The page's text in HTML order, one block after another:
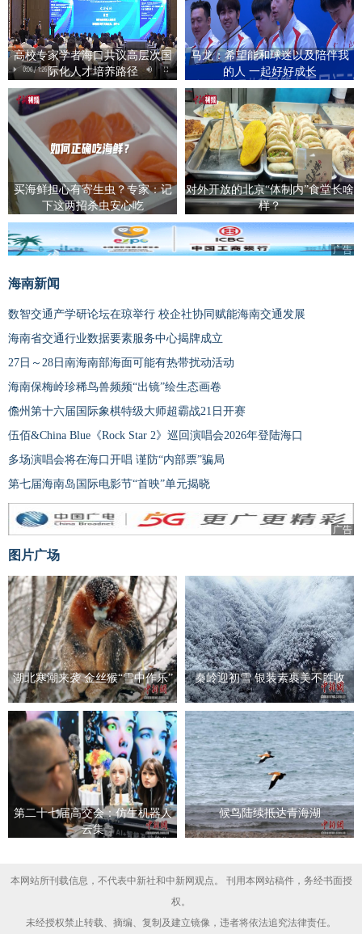
高校专家学者海口共议高层次国
际化人才培养路径
马龙：希望能和球迷以及陪伴我
的人 一起好好成长
买海鲜担心有寄生虫？专家：记
下这两招杀虫安心吃
对外开放的北京“体制内”食堂长啥
样？
广告
海南新闻
数智交通产学研论坛在琼举行 校企社协同赋能海南交通发展
海南省交通行业数据要素服务中心揭牌成立
27日～28日南海南部海面可能有热带扰动活动
海南保梅岭珍稀鸟兽频频“出镜”绘生态画卷
儋州第十六届国际象棋特级大师超霸战21日开赛
伍佰&China Blue《Rock Star 2》巡回演唱会2026年登陆海口
多场演唱会将在海口开唱 谨防“内部票”骗局
第七届海南岛国际电影节“首映”单元揭晓
广告
图片广场
湖北寒潮来袭 金丝猴“雪中作乐” 秦岭迎初雪 银装素裹美不胜收
第二十七届高交会：仿生机器人
云集
候鸟陆续抵达青海湖
本网站所刊载信息，不代表中新社和中新网观点。 刊用本网站稿件，务经书面授
权。
未经授权禁止转载、摘编、复制及建立镜像，违者将依法追究法律责任。